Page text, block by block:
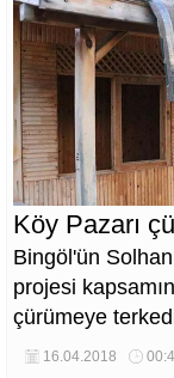
Köy Pazarı
Bingöl'ün
projesi
çürümeye
16.04.2018